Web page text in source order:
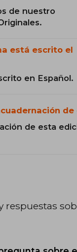
de nuestro
está escrito el
en Español.
de esta
respuestas